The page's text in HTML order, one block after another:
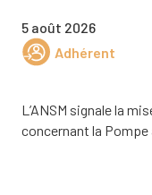
5 août 2026
Adhérent
L’ANSM signale la
concernant la Pompe